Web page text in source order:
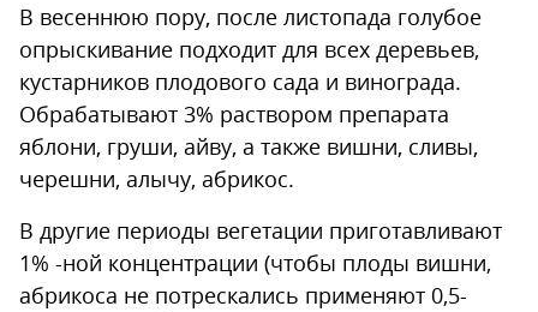
В весеннюю пору, после листопада голубое
опрыскивание подходит для всех деревьев,
кустарников плодового сада и винограда.
Обрабатывают 3% раствором препарата
яблони, груши, айву, а также вишни, сливы,
черешни, алычу, абрикос.
В другие периоды вегетации приготавливают
1% -ной концентрации (чтобы плоды вишни,
абрикоса не потрескались применяют 0,5-